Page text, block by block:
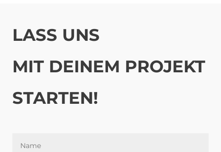
LASS UNS
MIT DEINEM PROJEKT
STARTEN!